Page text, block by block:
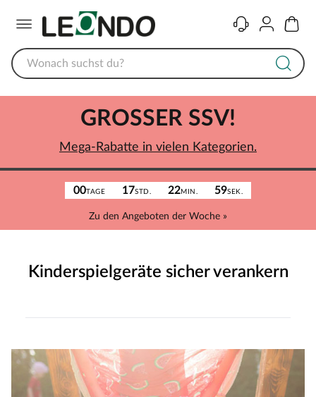
KontaktKonto
00TAGE 17STD. 22MIN. 59SEK.
Zu den Angeboten der Woche »
GROSSER SSV!
Mega-Rabatte in vielen Kategorien.
Kinderspielgeräte sicher verankern